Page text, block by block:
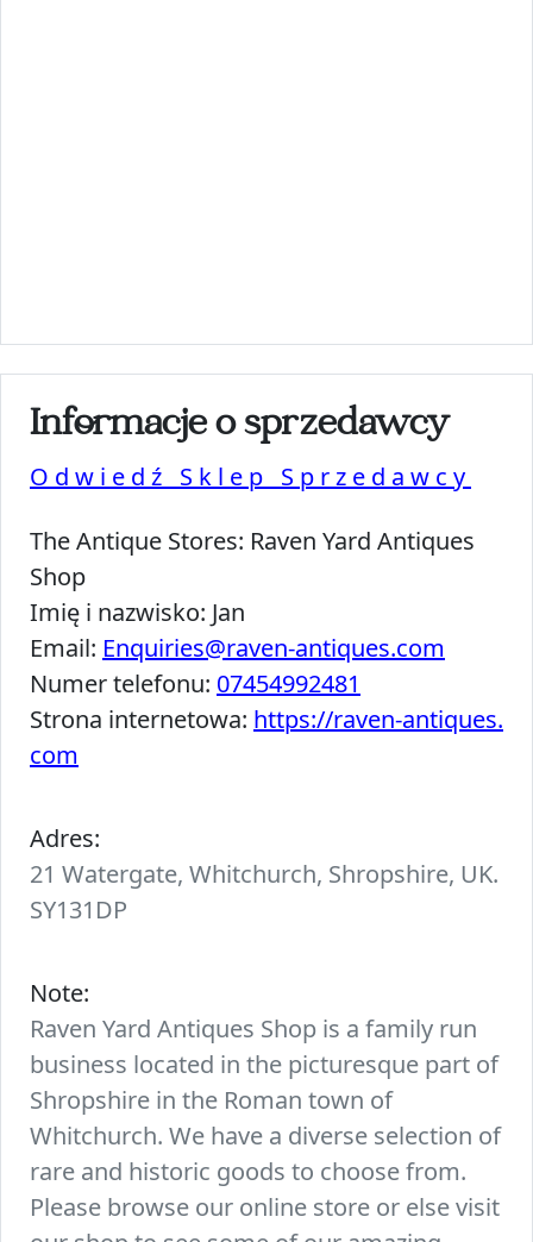
Informacje o sprzedawcy
Odwiedź Sklep Sprzedawcy
The Antique Stores: Raven Yard Antiques
Shop
Imię i nazwisko: Jan
Email: Enquiries@raven-antiques.com
Numer telefonu: 07454992481
Strona internetowa: https://raven-antiques.
com
Adres:
21 Watergate, Whitchurch, Shropshire, UK.
SY131DP
Note:
Raven Yard Antiques Shop is a family run
business located in the picturesque part of
Shropshire in the Roman town of
Whitchurch. We have a diverse selection of
rare and historic goods to choose from.
Please browse our online store or else visit